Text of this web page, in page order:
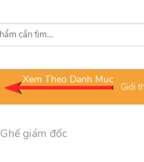
Xem Theo Danh Mục
Giới
Ghế giám đốc